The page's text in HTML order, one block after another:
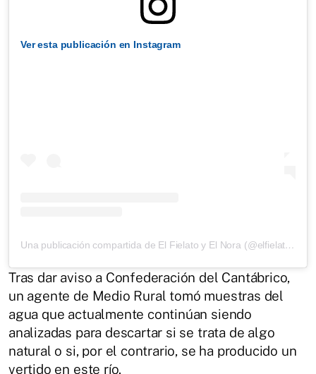
Ver esta publicación en Instagram
Una publicación compartida de El Fielato y El Nora (@elfielatoyelnora)
Tras dar aviso a Confederación del Cantábrico,
un agente de Medio Rural tomó muestras del
agua que actualmente continúan siendo
analizadas para descartar si se trata de algo
natural o si, por el contrario, se ha producido un
vertido en este río.